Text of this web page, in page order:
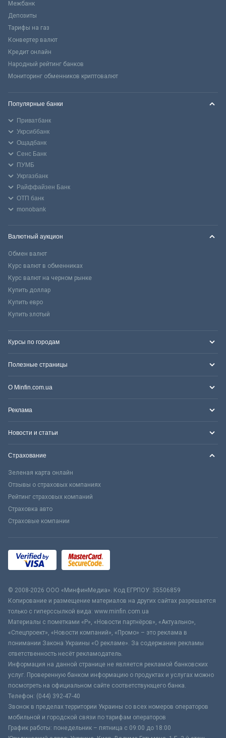
Межбанк
Депозиты
Тарифы на газ
Конвертер валют
Кредит онлайн
Народный рейтинг банков
Мониторинг обменников криптовалют
Популярные банки
Приватбанк
Укрсиббанк
Ощадбанк
Сенс Банк
ПУМБ
Укргазбанк
Райффайзен Банк
ОТП банк
monobank
Валютный аукцион
Обмен валют
Курс валют в обменниках
Курс валют на черном рынке
Купить доллар
Купить евро
Купить злотый
Курсы по городам
Полезные страницы
О Minfin.com.ua
Реклама
Новости и статьи
Страхование
Зеленая карта онлайн
Отзывы о страховых компаниях
Рейтинг страховых компаний
Страховка авто
Страховые компании
© 2008-2026 ООО «МинфинМедиа». Код ЕГРПОУ: 35506859
Копирование и размещение материалов на других сайтах разрешается
только с гиперссылкой вида: www.minfin.com.ua
Материалы с пометками «Р», «Новости партнёров», «Актуально»,
«Спецпроект», «Новости компаний», «Промо» – это реклама в
понимании Закона Украины «О рекламе». За содержание рекламы
ответственность несёт рекламодатель.
Информация на данной странице не является рекламой банковских
услуг. Проверенную банком информацию о продуктах и услугах можно
посмотреть на официальном сайте соответствующего банка.
Телефон: (044) 392-47-40
Звонок в пределах территории Украины со всех номеров операторов
мобильной и городской связи по тарифам операторов
График работы: понедельник – пятница с 09:00 до 18:00